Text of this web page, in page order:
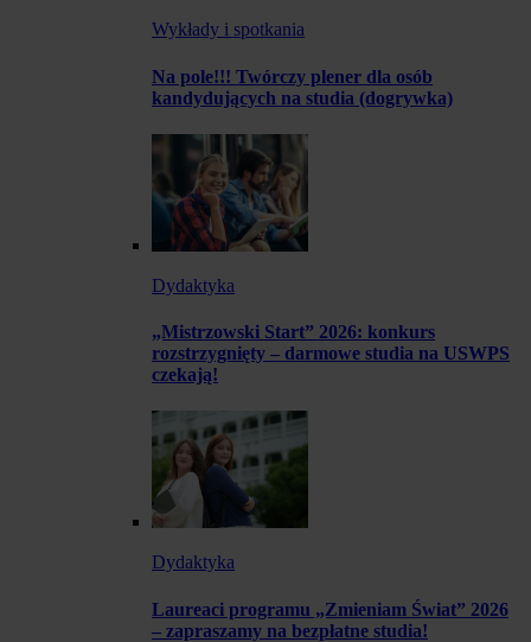
Wykłady i spotkania
Na pole!!! Twórczy plener dla osób
kandydujących na studia (dogrywka)
Dydaktyka
„Mistrzowski Start” 2026: konkurs
rozstrzygnięty – darmowe studia na USWPS
czekają!
Dydaktyka
Laureaci programu „Zmieniam Świat” 2026
– zapraszamy na bezpłatne studia!